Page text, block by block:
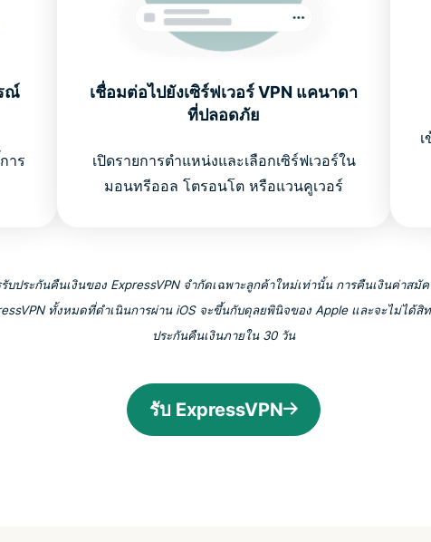
ณ์
าร
เชื่อมต่อไปยังเซิร์ฟเวอร์ VPN แคนาดา
ที่ปลอดภัย
เปิดรายการตำแหน่งและเลือกเซิร์ฟเวอร์ใน
มอนทรีออล โตรอนโต หรือแวนคูเวอร์
บประกันคืนเงินของ ExpressVPN จำกัดเฉพาะลูกค้าใหม่เท่านั้น การคืนเงินค่าสมั
ทั้งหมดที่ดำเนินการผ่าน iOS จะขึ้นกับดุลยพินิจของ Apple และจะไม่ได้สิ
ประกันคืนเงินภายใน 30 วัน
รับ ExpressVPN